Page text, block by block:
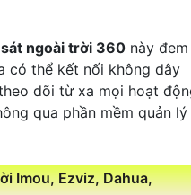
ngoài trời 360 này đem
có thể kết nối không dây
dõi từ xa mọi hoạt
qua phần mềm quản lý
Imou, Ezviz, Dahua,